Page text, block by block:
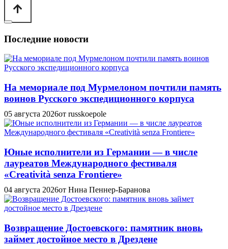
Последние новости
На мемориале под Мурмелоном почтили память
воинов Русского экспедиционного корпуса
05 августа 2026от russkoepole
Юные исполнители из Германии — в числе
лауреатов Международного фестиваля
«Creatività senza Frontiere»
04 августа 2026от Нина Пеннер-Баранова
Возвращение Достоевского: памятник вновь
займет достойное место в Дрездене